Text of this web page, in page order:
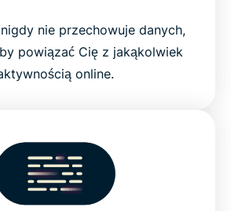
nie przechowuje danych,
powiązać Cię z jakąkolwiek
online.